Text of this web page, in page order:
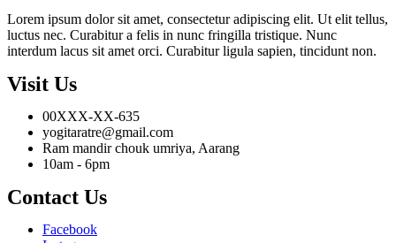
Lorem ipsum dolor sit amet, consectetur adipiscing elit. Ut elit tellus,
luctus nec. Curabitur a felis in nunc fringilla tristique. Nunc
interdum lacus sit amet orci. Curabitur ligula sapien, tincidunt non.
Visit Us
00XXX-XX-635
yogitaratre@gmail.com
Ram mandir chouk umriya, Aarang
10am - 6pm
Contact Us
Facebook